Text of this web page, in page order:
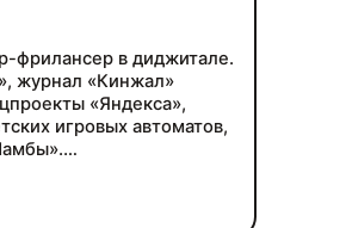
фрилансер в диджитале.
журнал «Кинжал»
«Яндекса»,
игровых автоматов,